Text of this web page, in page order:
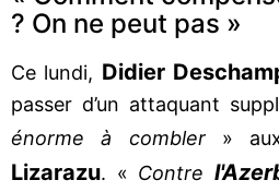
? On ne peut pas »
Ce lundi, Didier
passer d’un attaquant
énorme à combler»
Lizarazu. « Contre